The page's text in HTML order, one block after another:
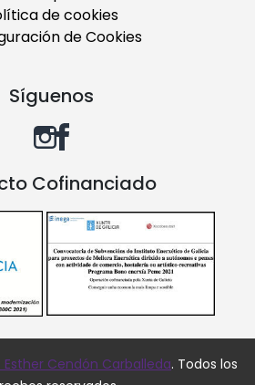
de cookies
de Cookies
Síguenos
Cofinanciado
Esther Cendón Carballeda. Todos los